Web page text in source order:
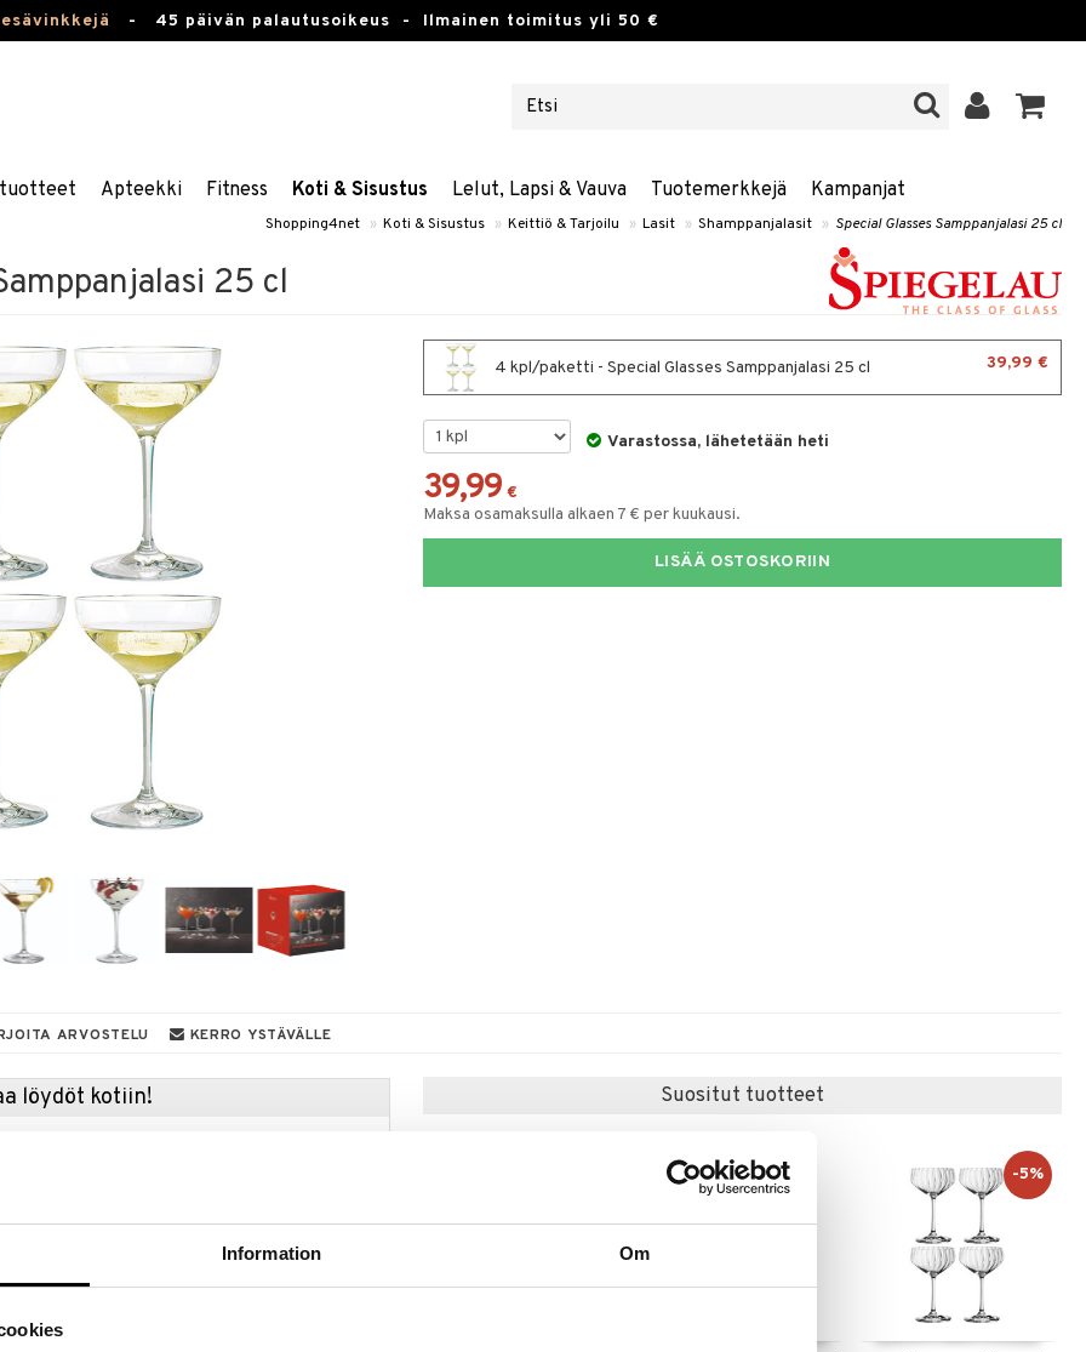
Information Om
- 45 päivän palautusoikeus - Ilmainen toimitus yli 50 €
Apteekki Fitness Koti & Sisustus Lelut, Lapsi & Vauva Tuotemerkkejä Kampanjat
Shopping4net » Koti & Sisustus » Keittiö & Tarjoilu » Lasit » Shamppanjalasit » Special Glasses Samppanjalasi 25 cl
25 cl
4 kpl/paketti - Special Glasses Samppanjalasi 25 cl 39,99 €
Varastossa, lähetetään heti
39,99 €
Maksa osamaksulla alkaen 7 € per kuukausi.
LISÄÄ OSTOSKORIIN
ARVOSTELU KERRO YSTÄVÄLLE
löydöt kotiin! Suositut tuotteet
-5%